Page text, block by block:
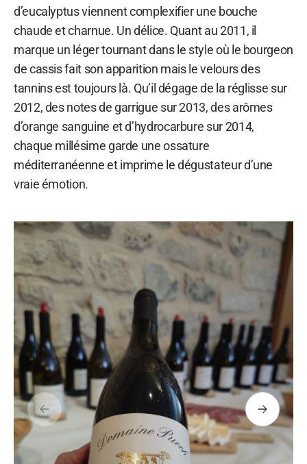
d’eucalyptus viennent complexifier une bouche
chaude et charnue. Un délice. Quant au 2011, il
marque un léger tournant dans le style où le bourgeon
de cassis fait son apparition mais le velours des
tannins est toujours là. Qu’il dégage de la réglisse sur
2012, des notes de garrigue sur 2013, des arômes
d’orange sanguine et d’hydrocarbure sur 2014,
chaque millésime garde une ossature
méditerranéenne et imprime le dégustateur d’une
vraie émotion.
Précédent Suivant